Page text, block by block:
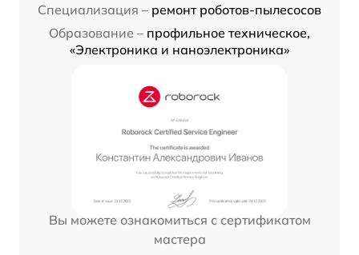
Специализация – ремонт роботов-пылесосов
Образование – профильное техническое,
«Электроника и наноэлектроника»
Вы можете ознакомиться с сертификатом
мастера